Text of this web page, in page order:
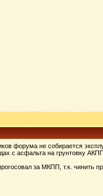
форума не собирается
с асфальта на грунтовку
за МКПП, т.к. чинить